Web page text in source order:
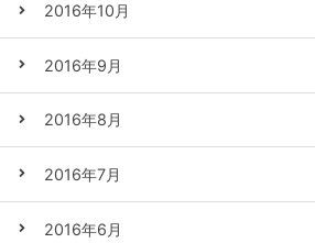
2016年10月
2016年9月
2016年8月
2016年7月
2016年6月